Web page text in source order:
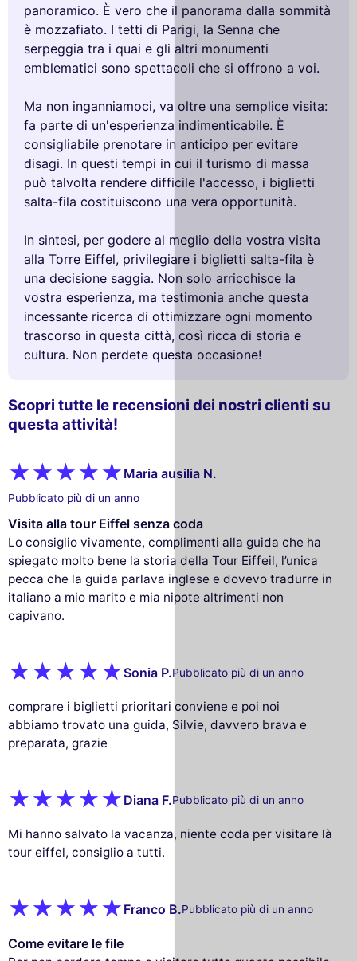
Scopri tutte le recensioni dei nostri clienti su
questa attività!
Maria ausilia N.
Pubblicato più di un anno
Visita alla tour Eiffel senza coda
Lo consiglio vivamente, complimenti alla guida che ha
spiegato molto bene la storia della Tour Eiffeil, l’unica
pecca che la guida parlava inglese e dovevo tradurre in
italiano a mio marito e mia nipote altrimenti non
capivano.
Sonia P.Pubblicato più di un anno
comprare i biglietti prioritari conviene e poi noi
abbiamo trovato una guida, Silvie, davvero brava e
preparata, grazie
Diana F.Pubblicato più di un anno
Mi hanno salvato la vacanza, niente coda per visitare là
tour eiffel, consiglio a tutti.
Franco B.Pubblicato più di un anno
Come evitare le file
panoramico. È vero che il panorama dalla sommità
è mozzafiato. I tetti di Parigi, la Senna che
serpeggia tra i quai e gli altri monumenti
emblematici sono spettacoli che si offrono a voi.
Ma non inganniamoci, va oltre una semplice visita:
fa parte di un'esperienza indimenticabile. È
consigliabile prenotare in anticipo per evitare
disagi. In questi tempi in cui il turismo di massa
può talvolta rendere difficile l'accesso, i biglietti
salta-fila costituiscono una vera opportunità.
In sintesi, per godere al meglio della vostra visita
alla Torre Eiffel, privilegiare i biglietti salta-fila è
una decisione saggia. Non solo arricchisce la
vostra esperienza, ma testimonia anche questa
incessante ricerca di ottimizzare ogni momento
trascorso in questa città, così ricca di storia e
cultura. Non perdete questa occasione!